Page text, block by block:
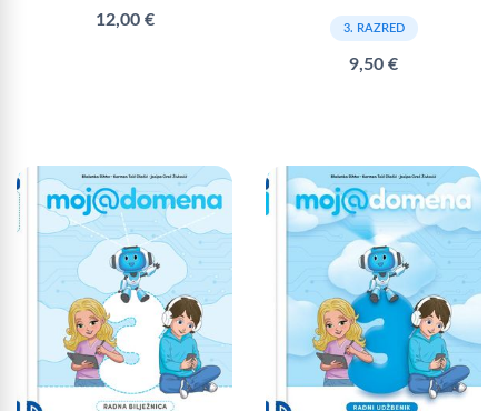
12,00 € 3. RAZRED
9,50 €